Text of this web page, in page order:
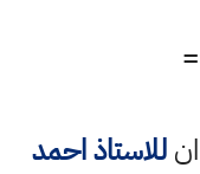
للاستاذ احمد